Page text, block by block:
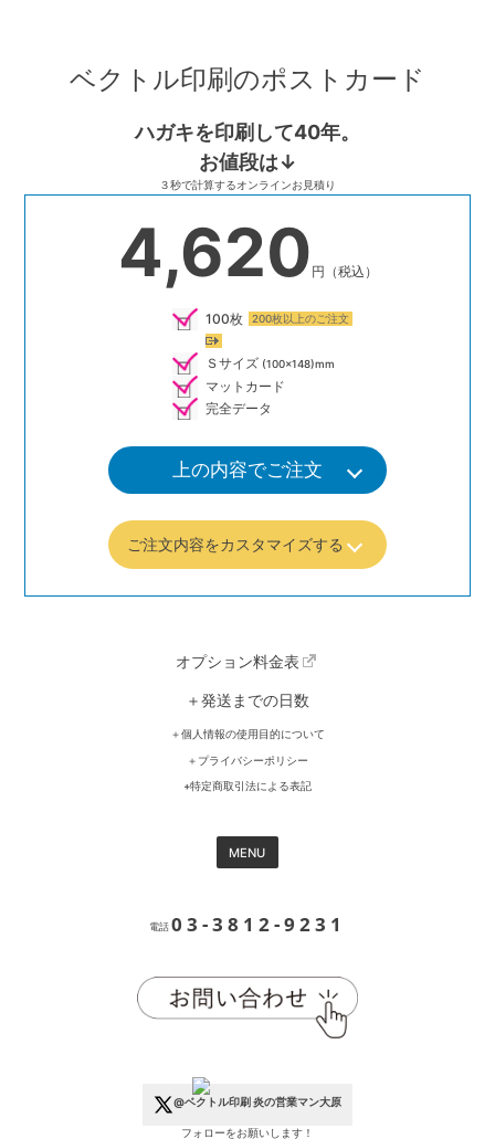
contentベクトル印刷のポストカード
ハガキを印刷して40年。
お値段は↓
３秒で計算するオンラインお見積り
4,620 円（税込）
100枚 200枚以上のご注文
Ｓサイズ (100×148)mm
マットカード
完全データ
上の内容でご注文
ご注文内容をカスタマイズする
オプション料金表
＋発送までの日数
＋個人情報の使用目的について
＋プライバシーポリシー
+特定商取引法による表記
MENU
電話03-3812-9231
@ベクトル印刷 炎の営業マン大原
フォローをお願いします！